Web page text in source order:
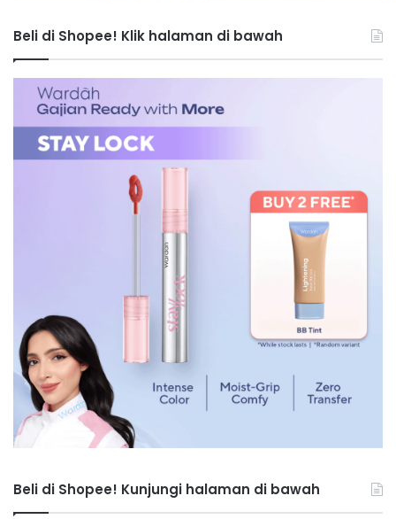
Beli di Shopee! Klik halaman di bawah
Beli di Shopee! Kunjungi halaman di bawah